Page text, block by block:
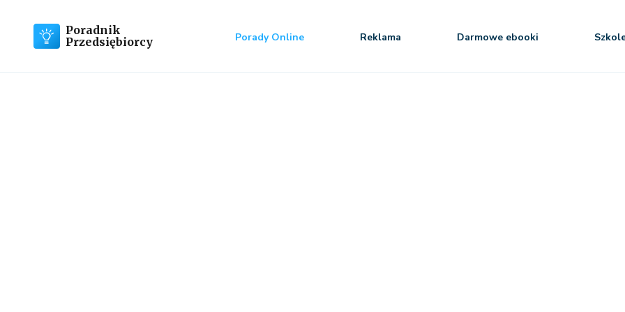
Poradnik
Przedsiębiorcy
Porady Online Reklama Darmowe ebooki